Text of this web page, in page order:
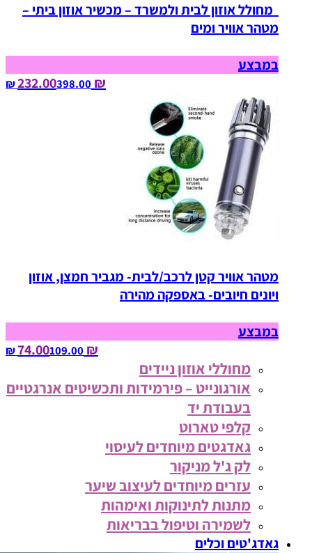
מחולל אוזון לבית ולמשרד – מכשיר אוזון ביתי –
מטהר אוויר ומים
במבצע
₪ 232.00
398.00‏ ₪
מטהר אוויר קטן לרכב/לבית- מגביר חמצן, אוזון
ויונים חיובים- באספקה מהירה
במבצע
₪ 74.00
109.00‏ ₪
מחוללי אוזון ניידים
אורגונייט – פירמידות ותכשיטים אנרגטיים
בעבודת יד
קלפי טארוט
גאדגטים מיוחדים לעיסוי
לק ג'ל מניקור
עזרים מיוחדים לעיצוב שיער
מתנות לתינוקות ואימהות
לשמירה וטיפול בבריאות
גאדג'טים וכלים